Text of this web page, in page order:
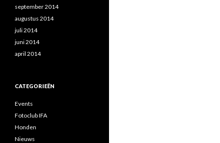
september 2014
augustus 2014
juli 2014
juni 2014
april 2014
CATEGORIEËN
Events
Fotoclub IFA
Honden
Nieuws